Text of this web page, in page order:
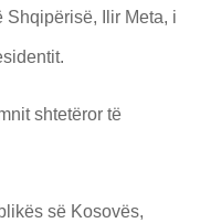
Shqipërisë, Ilir Meta, i
shtetëror të
së Kosovës,